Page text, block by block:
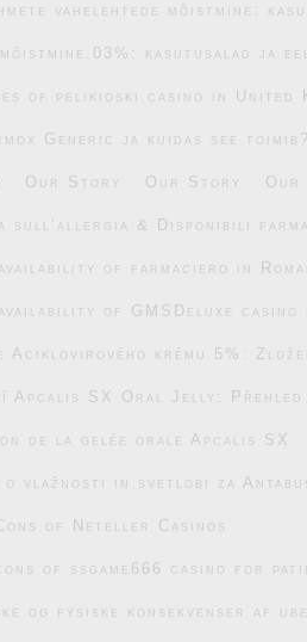
vahelehtede mõistmine:
mõistmine.03%: kasutusalad ja
of pelikioski casino in United
Generic ja kuidas see
Our Story Our Story Our
sull’allergia & Disponibili
availability of farmaciero in
availability of GMSDeluxe
Aciklovirového krému 5%:
Apcalis SX Oral Jelly: Přehled
de la gelée orale Apcalis SX
o vlažnosti in svetlobi za
of Neteller Casinos
of ssgame666 casino for
og fysiske konsekvenser af